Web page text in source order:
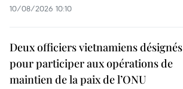
10/08/2026 10:10
Deux officiers vietnamiens désignés
pour participer aux opérations de
maintien de la paix de l’ONU